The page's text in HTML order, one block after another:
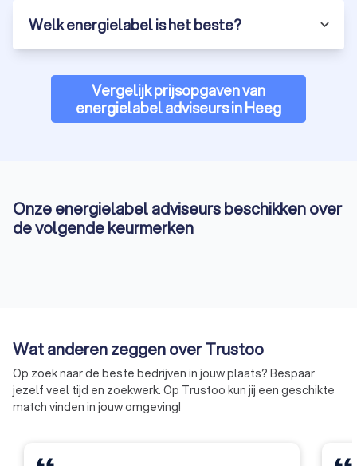
Welk energielabel is het beste?
Vergelijk prijsopgaven van
energielabel adviseurs in Heeg
Onze energielabel adviseurs beschikken over
de volgende keurmerken
Wat anderen zeggen over Trustoo
Op zoek naar de beste bedrijven in jouw plaats? Bespaar
jezelf veel tijd en zoekwerk. Op Trustoo kun jij een geschikte
match vinden in jouw omgeving!